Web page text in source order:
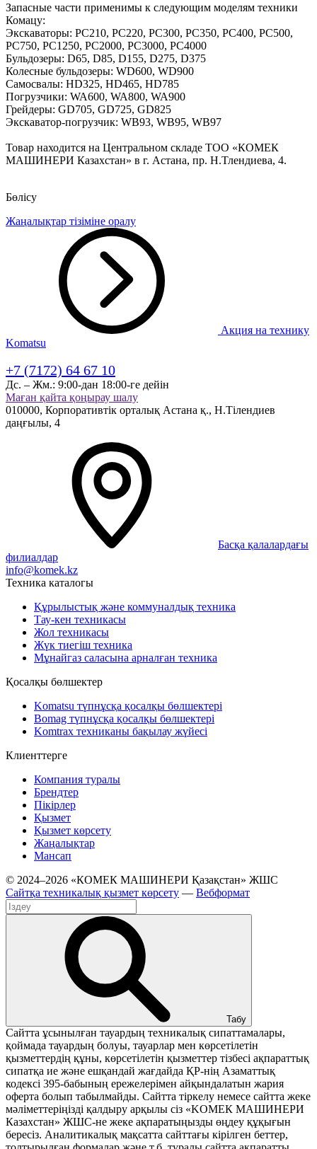
Запасные части применимы к следующим моделям техники
Комацу:
Экскаваторы: PC210, PC220, PC300, PC350, PC400, PC500,
PC750, PC1250, PC2000, PC3000, PC4000
Бульдозеры: D65, D85, D155, D275, D375
Колесные бульдозеры: WD600, WD900
Самосвалы: HD325, HD465, HD785
Погрузчики: WA600, WA800, WA900
Грейдеры: GD705, GD725, GD825
Экскаватор-погрузчик: WB93, WB95, WB97
Товар находится на Центральном складе ТОО «КОМЕК
МАШИНЕРИ Казахстан» в г. Астана, пр. Н.Тлендиева, 4.
Бөлісу
Жаңалықтар тізіміне оралу
Акция на технику
Komatsu
+7 (7172) 64 67 10
Дс. – Жм.: 9:00-дан 18:00-ге дейін
Маған қайта қоңырау шалу
010000, Корпоративтік орталық Астана қ., Н.Тілендиев
даңғылы, 4
Басқа қалалардағы
филиалдар
info@komek.kz
Техника каталогы
Құрылыстық және коммуналдық техника
Тау-кен техникасы
Жол техникасы
Жүк тиегіш техника
Мұнайгаз саласына арналған техника
Қосалқы бөлшектер
Komatsu түпнұсқа қосалқы бөлшектері
Bomag түпнұсқа қосалқы бөлшектері
Komtrax техниканы бақылау жүйесі
Клиенттерге
Компания туралы
Брендтер
Пікірлер
Қызмет
Қызмет көрсету
Жаңалықтар
Мансап
© 2024–2026 «КОМЕК МАШИНЕРИ Қазақстан» ЖШС
Сайтқа техникалық қызмет көрсету — Вебформат
Табу
Сайтта ұсынылған тауардың техникалық сипаттамалары,
қоймада тауардың болуы, тауарлар мен көрсетілетін
қызметтердің құны, көрсетілетін қызметтер тізбесі ақпараттық
сипатқа ие және ешқандай жағдайда ҚР-нің Азаматтық
кодексі 395-бабының ережелерімен айқындалатын жария
оферта болып табылмайды. Сайтта тіркелу немесе сайтта жеке
мәліметтеріңізді қалдыру арқылы сіз «KOМЕК МАШИНЕРИ
Казахстан» ЖШС-не жеке ақпаратыңызды өңдеу құқығын
бересіз. Аналитикалық мақсатта сайттағы кірілген беттер,